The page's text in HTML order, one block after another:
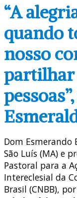
“A
quando
nosso
partilhar
Dom Esmerando
São Luís (MA) e
Pastoral para a
Intereclesial da
Brasil (CNBB),